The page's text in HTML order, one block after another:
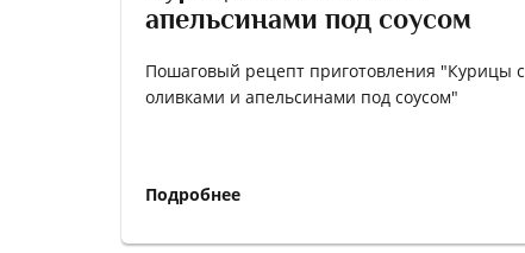
апельсинами под соусом
Пошаговый рецепт приготовления "Курицы с
оливками и апельсинами под соусом"
Подробнее